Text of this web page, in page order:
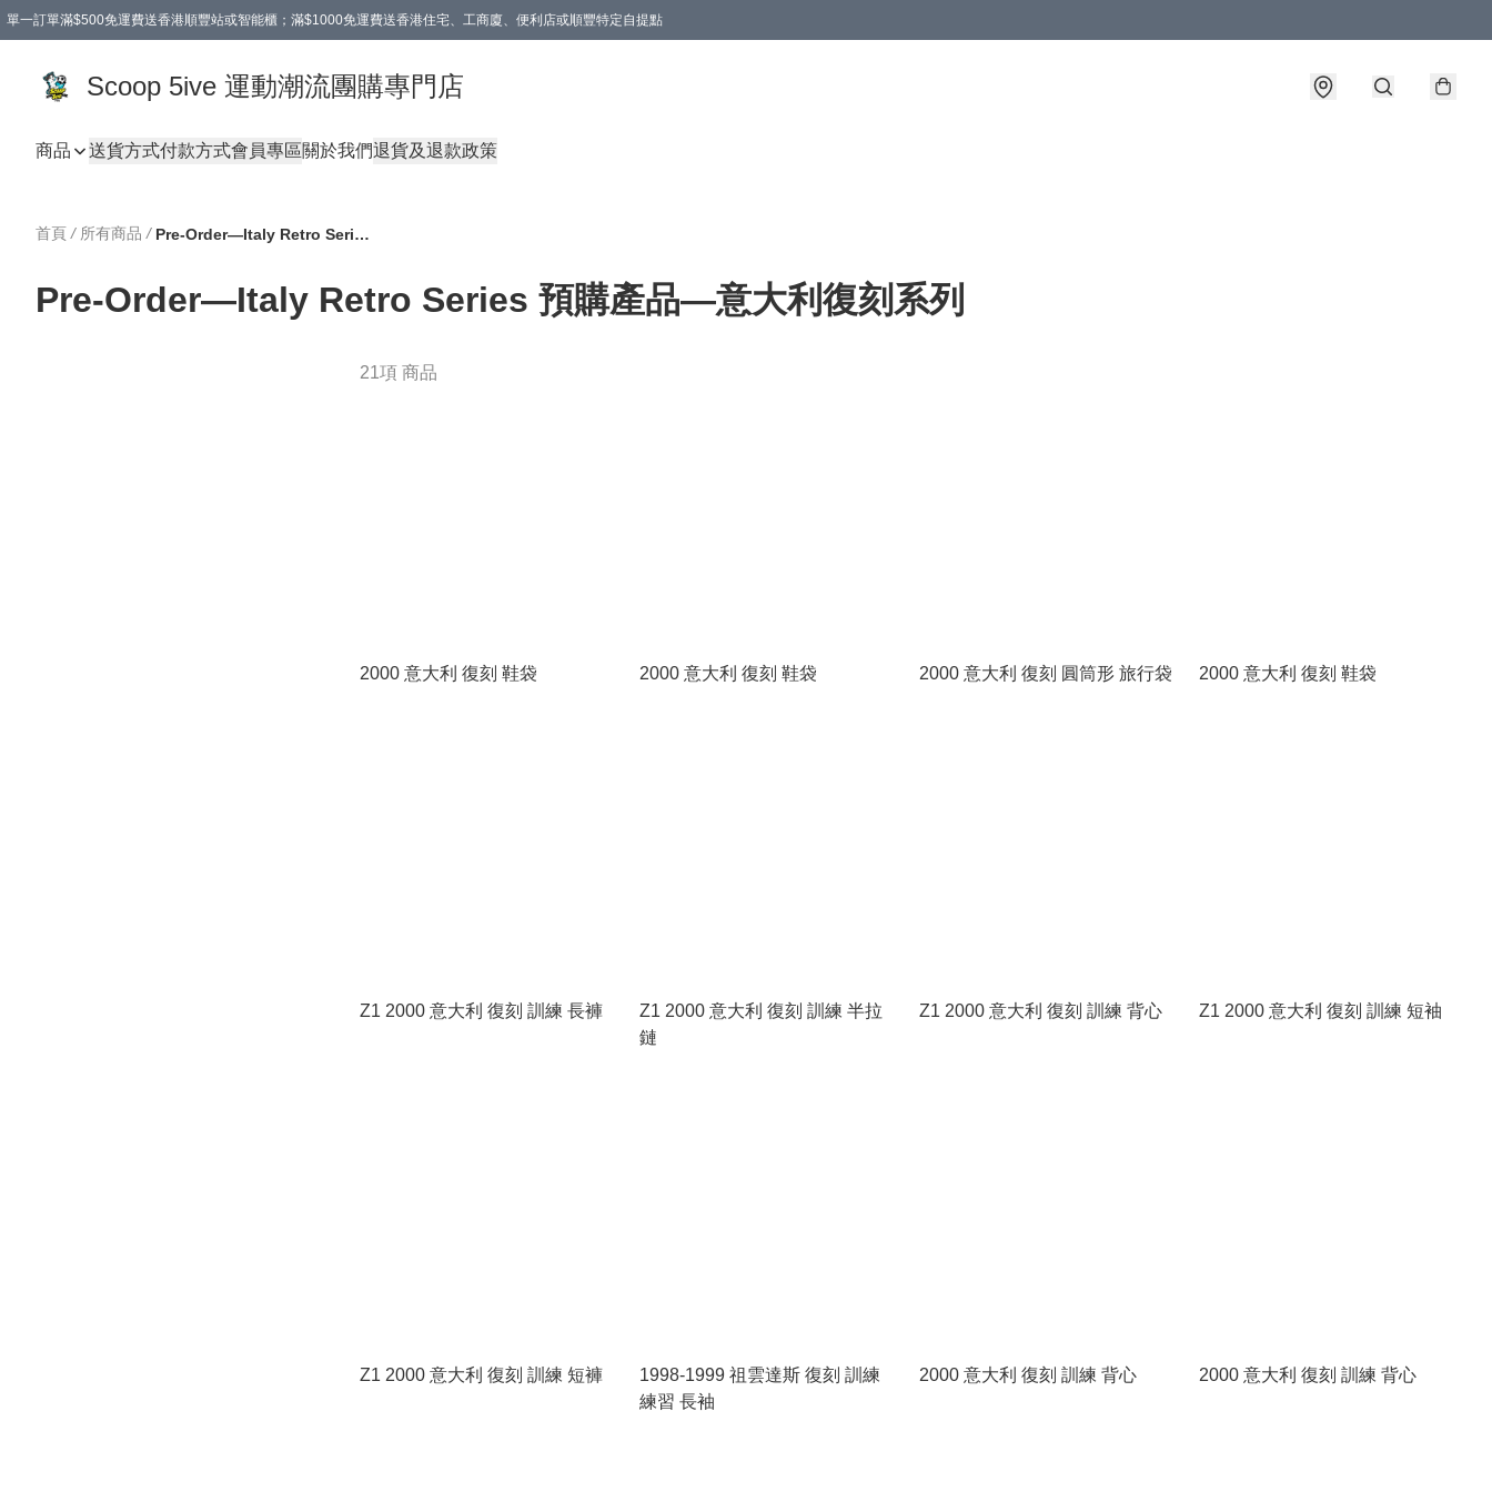
單一訂單滿$500免運費送香港順豐站或智能櫃；滿$1000免運費送香港住宅、工商廈、便利店或順豐特定自提點
Scoop 5ive 運動潮流團購專門店
商品 送貨方式付款方式會員專區關於我們退貨及退款政策
首頁 / 所有商品 / Pre-Order—Italy Retro Series 預購產品—意大利復刻系列
Pre-Order—Italy Retro Series 預購產品—意大利復刻系列
21項 商品
2000 意大利 復刻 鞋袋 2000 意大利 復刻 鞋袋 2000 意大利 復刻 圓筒形 旅行袋 2000 意大利 復刻 鞋袋
Z1 2000 意大利 復刻 訓練 長褲
Z1 2000 意大利 復刻 訓練 半拉
鏈
Z1 2000 意大利 復刻 訓練 背心 Z1 2000 意大利 復刻 訓練 短袖
Z1 2000 意大利 復刻 訓練 短褲
1998-1999 祖雲達斯 復刻 訓練
練習 長袖
2000 意大利 復刻 訓練 背心 2000 意大利 復刻 訓練 背心